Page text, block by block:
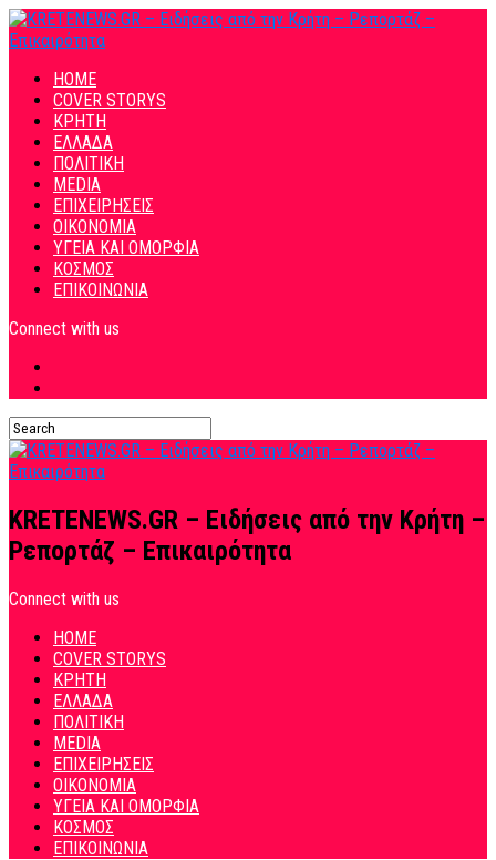
HOME
COVER STORYS
ΚΡΗΤΗ
ΕΛΛΑΔΑ
ΠΟΛΙΤΙΚΗ
MEDIA
ΕΠΙΧΕΙΡΗΣΕΙΣ
ΟΙΚΟΝΟΜΙΑ
ΥΓΕΙΑ ΚΑΙ ΟΜΟΡΦΙΑ
ΚΟΣΜΟΣ
ΕΠΙΚΟΙΝΩΝΙΑ
Connect with us
KRETENEWS.GR – Ειδήσεις από την Κρήτη –
Ρεπορτάζ – Επικαιρότητα
Connect with us
HOME
COVER STORYS
ΚΡΗΤΗ
ΕΛΛΑΔΑ
ΠΟΛΙΤΙΚΗ
MEDIA
ΕΠΙΧΕΙΡΗΣΕΙΣ
ΟΙΚΟΝΟΜΙΑ
ΥΓΕΙΑ ΚΑΙ ΟΜΟΡΦΙΑ
ΚΟΣΜΟΣ
ΕΠΙΚΟΙΝΩΝΙΑ